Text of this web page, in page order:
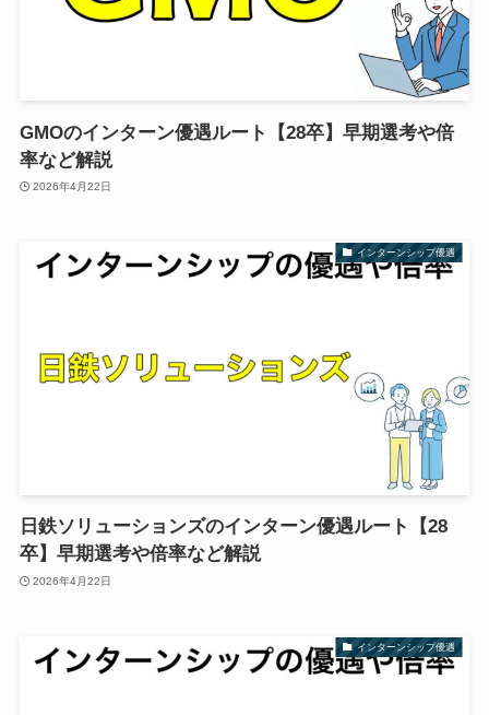
GMOのインターン優遇ルート【28卒】早期選考や倍
率など解説
2026年4月22日
インターンシップ優遇
日鉄ソリューションズのインターン優遇ルート【28
卒】早期選考や倍率など解説
2026年4月22日
インターンシップ優遇